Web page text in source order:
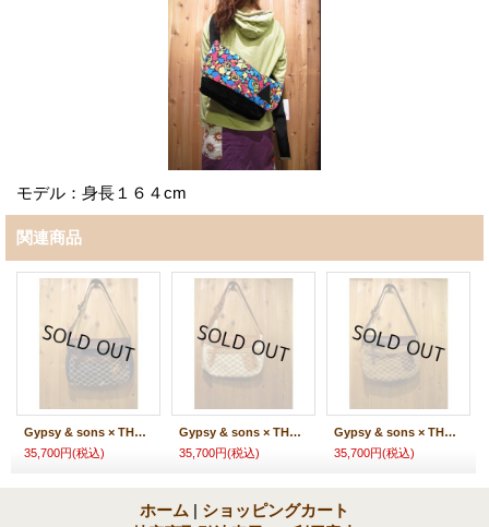
モデル：身長１６４cm
関連商品
Gypsy & sons × THE SUPERIOR LABOR OX Fishing Bag
35,700円(税込)
Gypsy & sons × THE SUPERIOR LABOR OX Fishing Bag
35,700円(税込)
Gypsy & sons × THE SUPERIOR LABOR OX Fishing Bag
35,700円(税込)
ホーム | ショッピングカート